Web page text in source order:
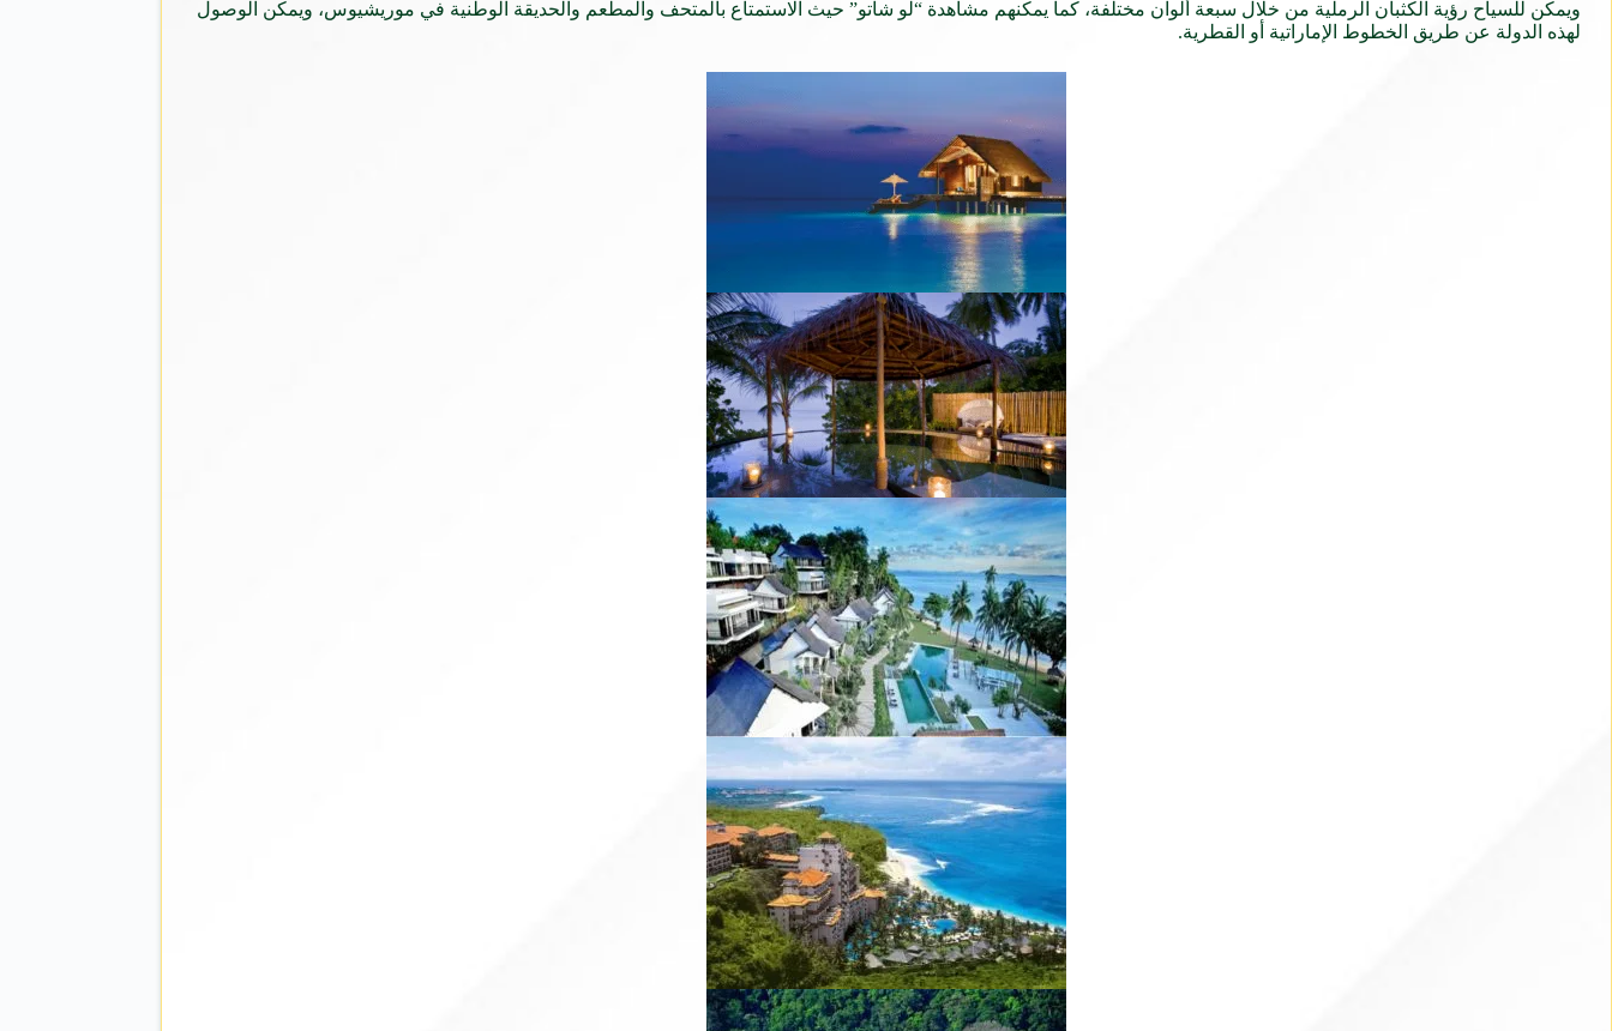
ويمكن للسياح رؤية الكثبان الرملية من خلال سبعة ألوان مختلفة، كما يمكنهم مشاهدة “لو شاتو” حيث الاستمتاع بالمتحف والمطعم والحديقة الوطنية في موريشيوس، ويمكن الوصول
لهذه الدولة عن طريق الخطوط الإماراتية أو القطرية.